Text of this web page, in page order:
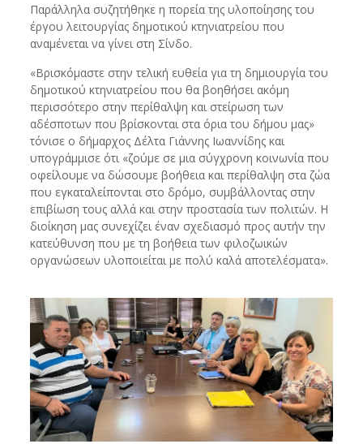
Παράλληλα συζητήθηκε η πορεία της υλοποίησης του
έργου λειτουργίας δημοτικού κτηνιατρείου που
αναμένεται να γίνει στη Σίνδο.
«Βρισκόμαστε στην τελική ευθεία για τη δημιουργία του
δημοτικού κτηνιατρείου που θα βοηθήσει ακόμη
περισσότερο στην περίθαλψη και στείρωση των
αδέσποτων που βρίσκονται στα όρια του δήμου μας»
τόνισε ο δήμαρχος Δέλτα Γιάννης Ιωαννίδης και
υπογράμμισε ότι «ζούμε σε μια σύγχρονη κοινωνία που
οφείλουμε να δώσουμε βοήθεια και περίθαλψη στα ζώα
που εγκαταλείπονται στο δρόμο, συμβάλλοντας στην
επιβίωση τους αλλά και στην προστασία των πολιτών. Η
διοίκηση μας συνεχίζει έναν σχεδιασμό προς αυτήν την
κατεύθυνση που με τη βοήθεια των φιλοζωικών
οργανώσεων υλοποιείται με πολύ καλά αποτελέσματα».